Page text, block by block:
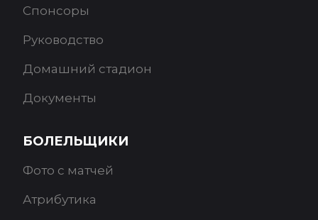
Спонсоры
Руководство
Домашний стадион
Документы
БОЛЕЛЬЩИКИ
Фото с матчей
Атрибутика